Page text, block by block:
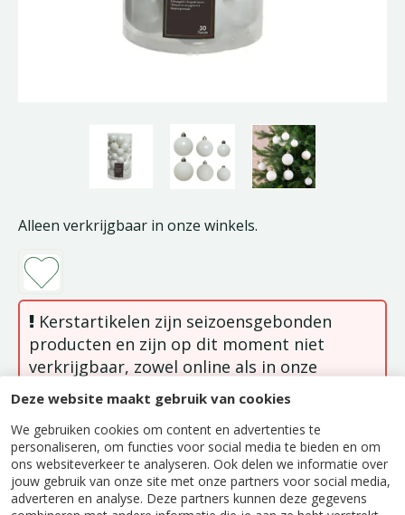
Deze website maakt gebruik van cookies
We gebruiken cookies om content en advertenties te
personaliseren, om functies voor social media te bieden en om
ons websiteverkeer te analyseren. Ook delen we informatie over
jouw gebruik van onze site met onze partners voor social media,
adverteren en analyse. Deze partners kunnen deze gegevens
Alleen verkrijgbaar in onze winkels.
Kerstartikelen zijn seizoensgebonden
producten en zijn op dit moment niet
verkrijgbaar, zowel online als in onze
winkels. Deze artikelen zijn weer
beschikbaar in het kerstseizoen.